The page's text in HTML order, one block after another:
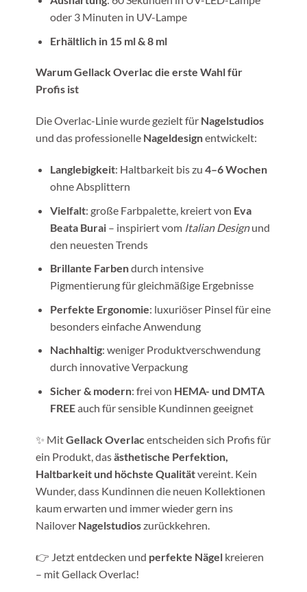
oder 3 Minuten in UV-Lampe
Erhältlich in 15 ml & 8 ml
Warum Gellack Overlac die erste Wahl für
Profis ist
Die Overlac-Linie wurde gezielt für Nagelstudios
und das professionelle Nageldesignentwickelt:
Langlebigkeit: Haltbarkeit bis zu 4–6 Wochen
ohne Absplittern
Vielfalt: große Farbpalette, kreiert von Eva
Beata Burai– inspiriert vom Italian Designund
den neuesten Trends
Brillante Farbendurch intensive
Pigmentierung für gleichmäßige Ergebnisse
Perfekte Ergonomie: luxuriöser Pinsel für eine
besonders einfache Anwendung
Nachhaltig: weniger Produktverschwendung
durch innovative Verpackung
Sicher & modern: frei von HEMA- und DMTA
FREEauch für sensible Kundinnen geeignet
✨ MitGellack Overlac entscheiden sich Profis für
ein Produkt, dasästhetische Perfektion,
Haltbarkeit und höchste Qualitätvereint. Kein
Wunder, dass Kundinnen die neuen Kollektionen
kaum erwarten und immer wieder gern ins
Nailover Nagelstudioszurückkehren.
👉 Jetzt entdecken und perfekte Nägelkreieren
– mit Gellack Overlac!